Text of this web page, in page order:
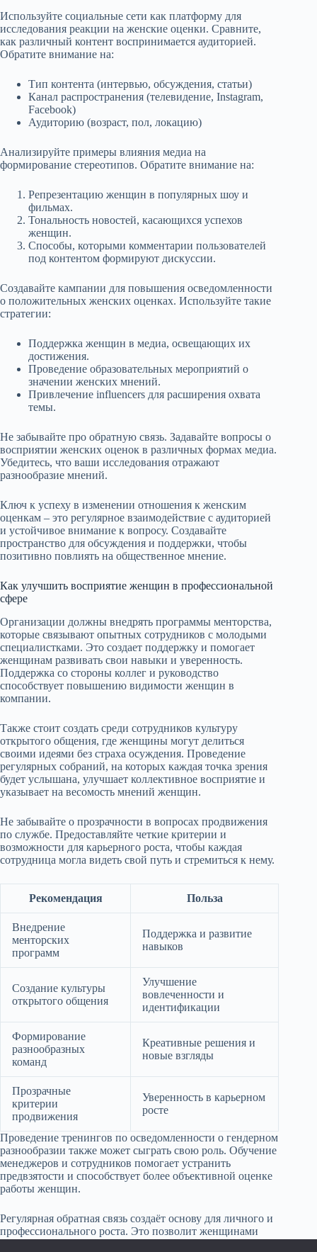
Используйте социальные сети как платформу для
исследования реакции на женские оценки. Сравните,
как различный контент воспринимается аудиторией.
Обратите внимание на:
Тип контента (интервью, обсуждения, статьи)
Канал распространения (телевидение, Instagram,
Facebook)
Аудиторию (возраст, пол, локацию)
Анализируйте примеры влияния медиа на
формирование стереотипов. Обратите внимание на:
Репрезентацию женщин в популярных шоу и
фильмах.
Тональность новостей, касающихся успехов
женщин.
Способы, которыми комментарии пользователей
под контентом формируют дискуссии.
Создавайте кампании для повышения осведомленности
о положительных женских оценках. Используйте такие
стратегии:
Поддержка женщин в медиа, освещающих их
достижения.
Проведение образовательных мероприятий о
значении женских мнений.
Привлечение influencers для расширения охвата
темы.
Не забывайте про обратную связь. Задавайте вопросы о
восприятии женских оценок в различных формах медиа.
Убедитесь, что ваши исследования отражают
разнообразие мнений.
Ключ к успеху в изменении отношения к женским
оценкам – это регулярное взаимодействие с аудиторией
и устойчивое внимание к вопросу. Создавайте
пространство для обсуждения и поддержки, чтобы
позитивно повлиять на общественное мнение.
Как улучшить восприятие женщин в профессиональной
сфере
Организации должны внедрять программы менторства,
которые связывают опытных сотрудников с молодыми
специалистками. Это создает поддержку и помогает
женщинам развивать свои навыки и уверенность.
Поддержка со стороны коллег и руководство
способствует повышению видимости женщин в
компании.
Также стоит создать среди сотрудников культуру
открытого общения, где женщины могут делиться
своими идеями без страха осуждения. Проведение
регулярных собраний, на которых каждая точка зрения
будет услышана, улучшает коллективное восприятие и
указывает на весомость мнений женщин.
Не забывайте о прозрачности в вопросах продвижения
по службе. Предоставляйте четкие критерии и
возможности для карьерного роста, чтобы каждая
сотрудница могла видеть свой путь и стремиться к нему.
Рекомендация Польза
Внедрение
менторских
программ
Поддержка и развитие
навыков
Создание культуры
открытого общения
Улучшение
вовлеченности и
идентификации
Формирование
разнообразных
команд
Креативные решения и
новые взгляды
Прозрачные
критерии
продвижения
Уверенность в карьерном
росте
Проведение тренингов по осведомленности о гендерном
разнообразии также может сыграть свою роль. Обучение
менеджеров и сотрудников помогает устранить
предвзятости и способствует более объективной оценке
работы женщин.
Регулярная обратная связь создаёт основу для личного и
профессионального роста. Это позволит женщинами